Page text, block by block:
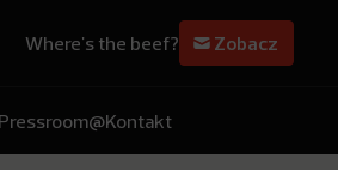
Where's the beef? Zobacz
Pressroom@Kontakt